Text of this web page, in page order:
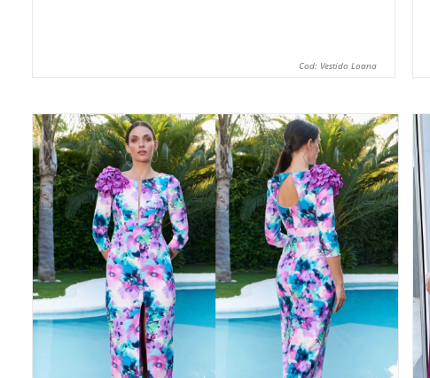
Cod: Vestido Loana